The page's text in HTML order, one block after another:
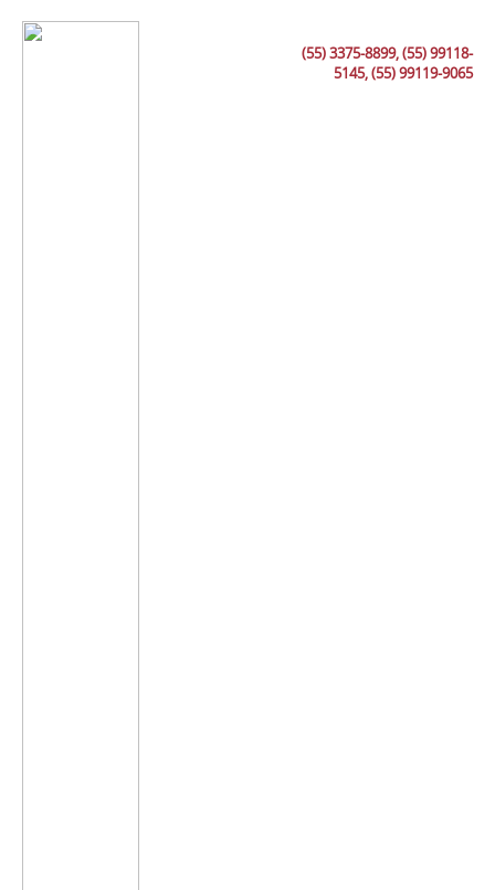
(55) 3375-8899, (55) 99118-
5145, (55) 99119-9065